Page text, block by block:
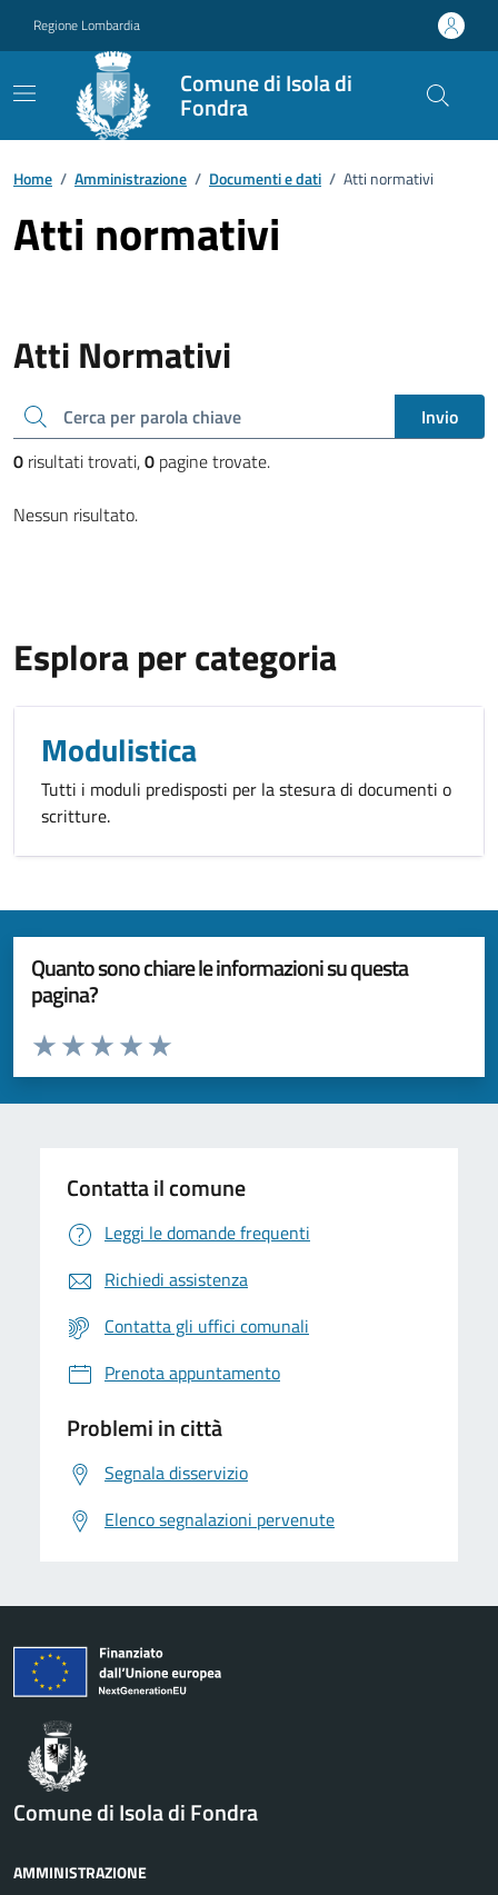
Regione Lombardia
Comune di Isola di
Fondra
Home / Amministrazione / Documenti e dati / Atti normativi
Atti normativi
Atti Normativi
Cerca una parola chiave
Invio
0 risultati trovati,0 pagine trovate.
Nessun risultato.
Esplora per categoria
Modulistica
Tutti i moduli predisposti per la stesura di documenti o
scritture.
Quanto sono chiare le informazioni su questa
pagina?
Valuta da 1 a 5 stelle la pagina
Valuta 5 stelle su 5
Valuta 4 stelle su 5
Valuta 3 stelle su 5
Valuta 2 stelle su 5
Valuta 1 stelle su 5
Contatta il comune
Leggi le domande frequenti
Richiedi assistenza
Contatta gli uffici comunali
Prenota appuntamento
Problemi in città
Segnala disservizio
Elenco segnalazioni pervenute
Comune di Isola di Fondra
AMMINISTRAZIONE